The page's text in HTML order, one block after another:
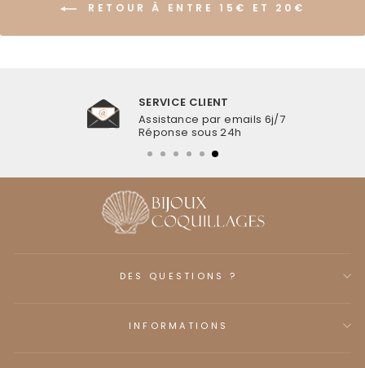
RETOUR À ENTRE 15€ ET 20€
SERVICE CLIENT
Assistance par emails 6j/7
Réponse sous 24h
DES QUESTIONS ?
INFORMATIONS